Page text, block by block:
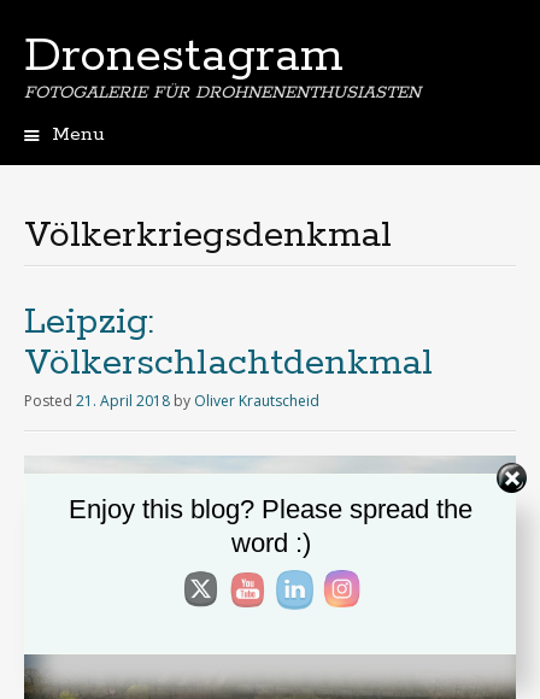
Dronestagram
FOTOGALERIE FÜR DROHNENENTHUSIASTEN
Menu
Völkerkriegsdenkmal
Leipzig:
Völkerschlachtdenkmal
Posted 21. April 2018 by Oliver Krautscheid
Enjoy this blog? Please spread the
word :)